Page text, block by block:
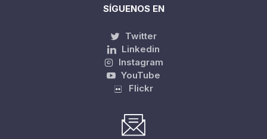
SÍGUENOS EN
Twitter
Linkedin
Instagram
YouTube
Flickr